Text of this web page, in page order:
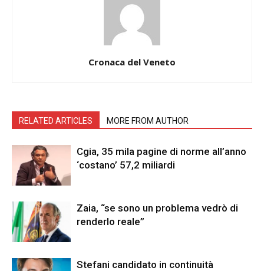
Cronaca del Veneto
RELATED ARTICLES MORE FROM AUTHOR
Cgia, 35 mila pagine di norme all’anno
‘costano’ 57,2 miliardi
Zaia, “se sono un problema vedrò di
renderlo reale”
Stefani candidato in continuità